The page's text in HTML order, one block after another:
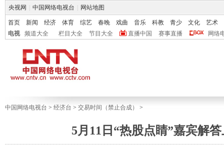
央视网 中国网络电视台 网站地图
首页 新闻 经济 体育 综艺 春晚 戏曲 音乐 科教 青少 文化
艺术
电视
频道大全 栏目大全 节目大全 直播中国 赛事直播 网络
中国网络电视台 > 经济台 > 交易时间（禁止合成） >
5月11日“热股点睛”嘉宾解